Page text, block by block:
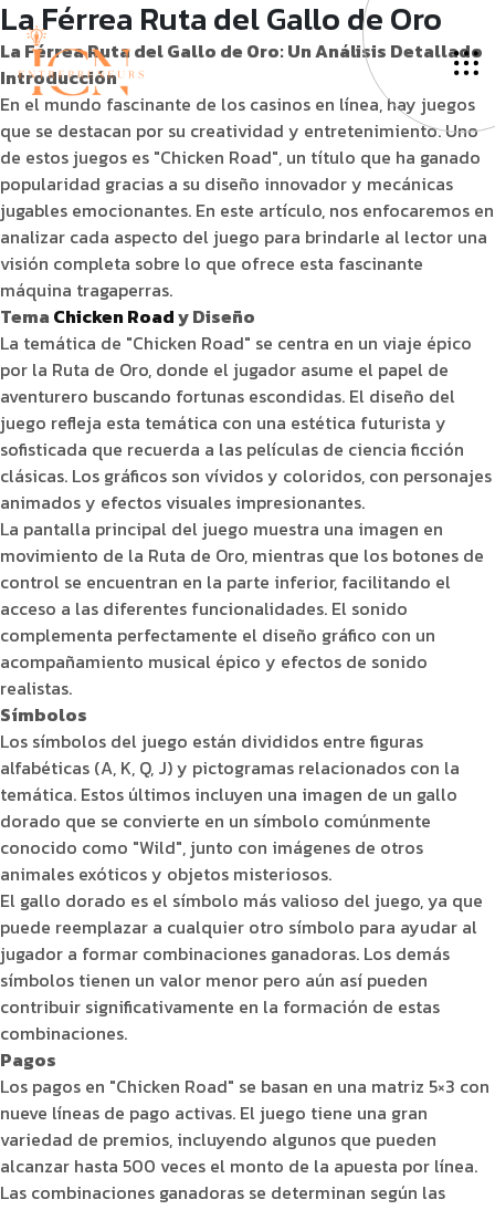
La Férrea Ruta del Gallo de Oro
La Férrea Ruta del Gallo de Oro: Un Análisis Detallado
Introducción
En el mundo fascinante de los casinos en línea, hay juegos
que se destacan por su creatividad y entretenimiento. Uno
de estos juegos es "Chicken Road", un título que ha ganado
popularidad gracias a su diseño innovador y mecánicas
jugables emocionantes. En este artículo, nos enfocaremos en
analizar cada aspecto del juego para brindarle al lector una
visión completa sobre lo que ofrece esta fascinante
máquina tragaperras.
Tema Chicken Roady Diseño
La temática de "Chicken Road" se centra en un viaje épico
por la Ruta de Oro, donde el jugador asume el papel de
aventurero buscando fortunas escondidas. El diseño del
juego refleja esta temática con una estética futurista y
sofisticada que recuerda a las películas de ciencia ficción
clásicas. Los gráficos son vívidos y coloridos, con personajes
animados y efectos visuales impresionantes.
La pantalla principal del juego muestra una imagen en
movimiento de la Ruta de Oro, mientras que los botones de
control se encuentran en la parte inferior, facilitando el
acceso a las diferentes funcionalidades. El sonido
complementa perfectamente el diseño gráfico con un
acompañamiento musical épico y efectos de sonido
realistas.
Símbolos
Los símbolos del juego están divididos entre figuras
alfabéticas (A, K, Q, J) y pictogramas relacionados con la
temática. Estos últimos incluyen una imagen de un gallo
dorado que se convierte en un símbolo comúnmente
conocido como "Wild", junto con imágenes de otros
animales exóticos y objetos misteriosos.
El gallo dorado es el símbolo más valioso del juego, ya que
puede reemplazar a cualquier otro símbolo para ayudar al
jugador a formar combinaciones ganadoras. Los demás
símbolos tienen un valor menor pero aún así pueden
contribuir significativamente en la formación de estas
combinaciones.
Pagos
Los pagos en "Chicken Road" se basan en una matriz 5×3 con
nueve líneas de pago activas. El juego tiene una gran
variedad de premios, incluyendo algunos que pueden
alcanzar hasta 500 veces el monto de la apuesta por línea.
Las combinaciones ganadoras se determinan según las